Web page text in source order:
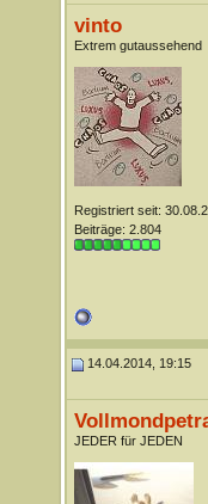
vinto
Extrem gutaussehend
Registriert seit:
Beiträge: 2.804
14.04.2014, 19:15
JEDER für JEDEN